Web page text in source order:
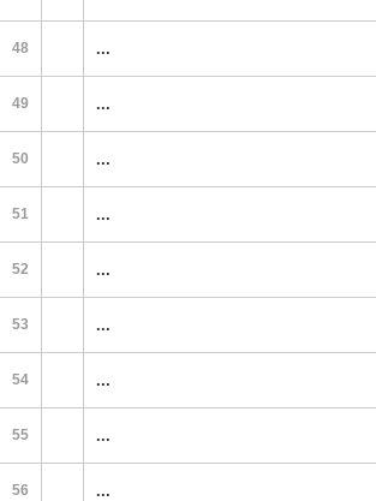
48 ...
49 ...
50 ...
51 ...
52 ...
53 ...
54 ...
55 ...
56 ...